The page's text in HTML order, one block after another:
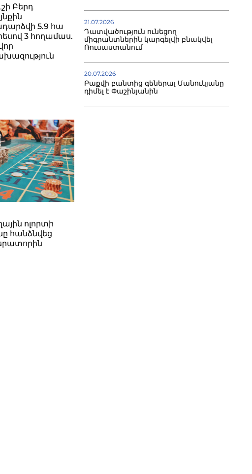
Բերդ
5.9 հա
3 հողամաս.
ոլորտի
հանձնվեց
21.07.2026
Դատվածություն ունեցող
միգրանտներին կարգելվի բնակվել
Ռուսաստանում
20.07.2026
Բաքվի բանտից գեներալ Մանուկյանը
դիմել է Փաշինյանին